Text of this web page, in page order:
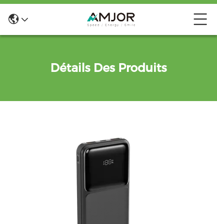
Détails Des Produits